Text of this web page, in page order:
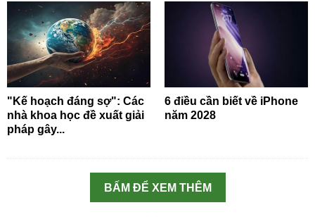
"Kế hoạch đáng sợ": Các
nhà khoa học đề xuất giải
pháp gây...
6 điều cần biết về iPhone
năm 2028
BẤM ĐỂ XEM THÊM